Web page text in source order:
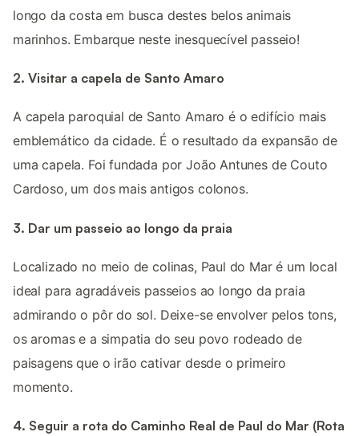
longo da costa em busca destes belos animais
marinhos. Embarque neste inesquecível passeio!
2. Visitar a capela de Santo Amaro
A capela paroquial de Santo Amaro é o edifício mais
emblemático da cidade. É o resultado da expansão de
uma capela. Foi fundada por João Antunes de Couto
Cardoso, um dos mais antigos colonos.
3. Dar um passeio ao longo da praia
Localizado no meio de colinas, Paul do Mar é um local
ideal para agradáveis passeios ao longo da praia
admirando o pôr do sol. Deixe-se envolver pelos tons,
os aromas e a simpatia do seu povo rodeado de
paisagens que o irão cativar desde o primeiro
momento.
4. Seguir a rota do Caminho Real de Paul do Mar (Rota